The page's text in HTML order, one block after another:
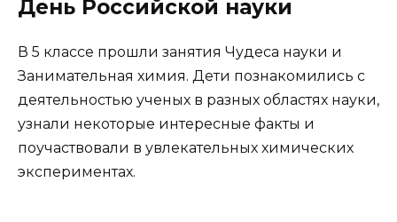
День Российской науки
В 5 классе прошли занятия Чудеса науки и
Занимательная химия. Дети познакомились с
деятельностью ученых в разных областях науки,
узнали некоторые интересные факты и
поучаствовали в увлекательных химических
экспериментах.